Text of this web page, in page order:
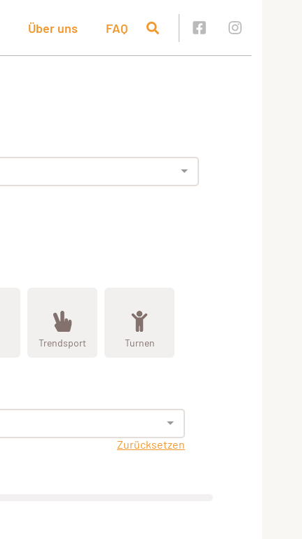
Über uns FAQ
Trendsport Turnen
Zurücksetzen